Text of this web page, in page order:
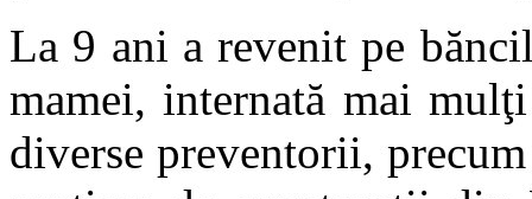
La 9 ani a revenit pe
mamei, internată mai
diverse preventorii,